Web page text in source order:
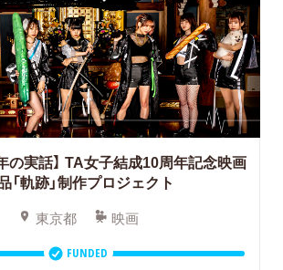
の実話】 TA女子結成10周年記念映画
「軌跡」制作プロジェクト
東京都 映画
FUNDED